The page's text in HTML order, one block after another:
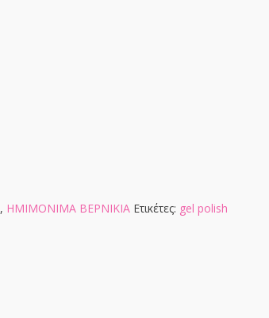
, ΗΜΙΜΟΝΙΜΑ ΒΕΡΝΙΚΙΑ Ετικέτες: gel polish